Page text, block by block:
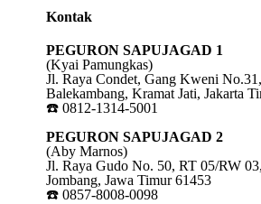
Kontak
PEGURON SAPUJAGAD 1
(Kyai Pamungkas)
Jl. Raya Condet, Gang Kweni
Balekambang, Kramat Jati, Jakarta
☎️ 0812-1314-5001
PEGURON SAPUJAGAD 2
(Aby Marnos)
Jl. Raya Gudo No. 50, RT 05/RW
Jombang, Jawa Timur 61453
☎️ 0857-8008-0098